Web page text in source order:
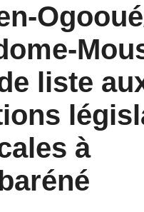
liste
à